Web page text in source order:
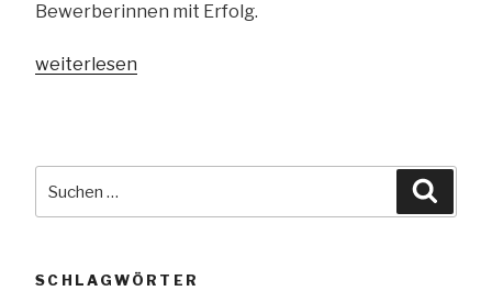
Bewerberinnen mit Erfolg.
„VG
Bezirksstadtrats
darf
nicht
Grund
weiterlesen
nach:
SCHLAGWÖRTER